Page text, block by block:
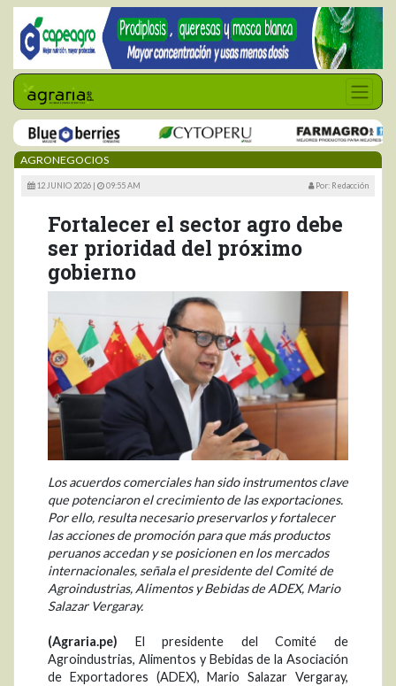
AGRONEGOCIOS
12 JUNIO 2026 | 09:55 AM Por: Redacción
Fortalecer el sector agro debe
ser prioridad del próximo
gobierno
Los acuerdos comerciales han sido instrumentos clave
que potenciaron el crecimiento de las exportaciones.
Por ello, resulta necesario preservarlos y fortalecer
las acciones de promoción para que más productos
peruanos accedan y se posicionen en los mercados
internacionales, señala el presidente del Comité de
Agroindustrias, Alimentos y Bebidas de ADEX, Mario
Salazar Vergaray.
(Agraria.pe) El presidente del Comité de
Agroindustrias, Alimentos y Bebidas de la Asociación
de Exportadores (ADEX), Mario Salazar Vergaray,